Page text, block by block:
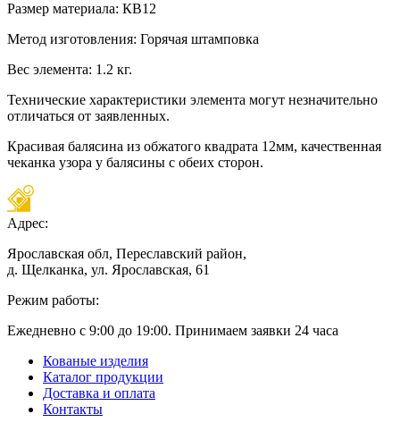
Размер материала: КВ12
Метод изготовления: Горячая штамповка
Вес элемента: 1.2 кг.
Технические характеристики элемента могут незначительно
отличаться от заявленных.
Красивая балясина из обжатого квадрата 12мм, качественная
чеканка узора у балясины с обеих сторон.
Адрес:
Ярославская обл, Переславский район,
д. Щелканка, ул. Ярославская, 61
Режим работы:
Ежедневно с 9:00 до 19:00. Принимаем заявки 24 часа
Кованые изделия
Каталог продукции
Доставка и оплата
Контакты